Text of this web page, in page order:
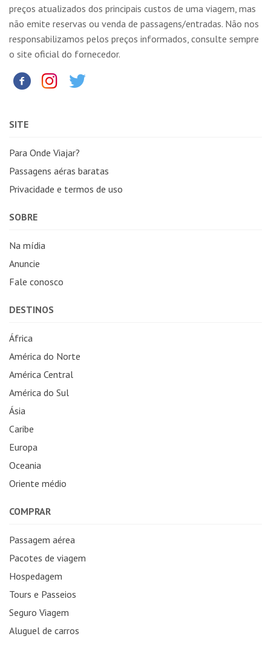
preços atualizados dos principais custos de uma viagem, mas
não emite reservas ou venda de passagens/entradas. Não nos
responsabilizamos pelos preços informados, consulte sempre
o site oficial do fornecedor.
SITE
Para Onde Viajar?
Passagens aéras baratas
Privacidade e termos de uso
SOBRE
Na mídia
Anuncie
Fale conosco
DESTINOS
África
América do Norte
América Central
América do Sul
Ásia
Caribe
Europa
Oceania
Oriente médio
COMPRAR
Passagem aérea
Pacotes de viagem
Hospedagem
Tours e Passeios
Seguro Viagem
Aluguel de carros